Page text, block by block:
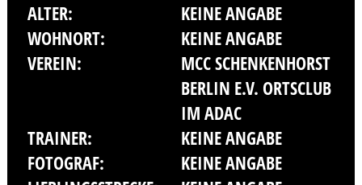
ALTER:
KEINE ANGABE
WOHNORT:
KEINE ANGABE
VEREIN:
MCC SCHENKENHORST
BERLIN E.V. ORTSCLUB
IM ADAC
TRAINER:
KEINE ANGABE
FOTOGRAF:
KEINE ANGABE